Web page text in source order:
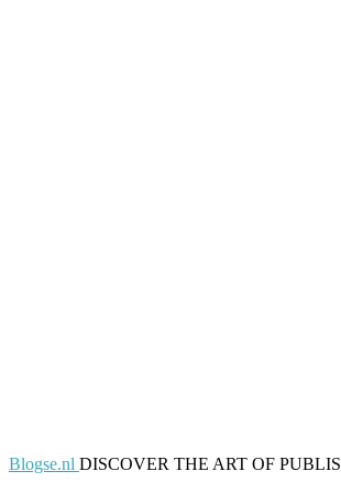
Blogse.nl DISCOVER THE ART OF